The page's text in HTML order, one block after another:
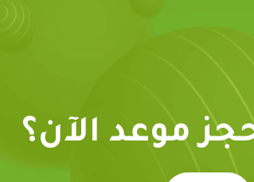
موعد الآن؟